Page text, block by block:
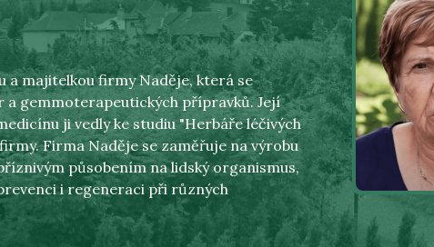
a majitelkou firmy Naděje, která se
a gemmoterapeutických přípravků. Její
ji vedly ke studiu "Herbáře léčivých
Firma Naděje se zaměřuje na výrobu
působením na lidský organismus,
i regeneraci při různých